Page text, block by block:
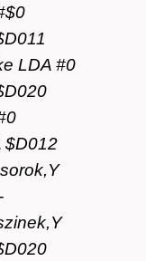
LDA #0
$D012